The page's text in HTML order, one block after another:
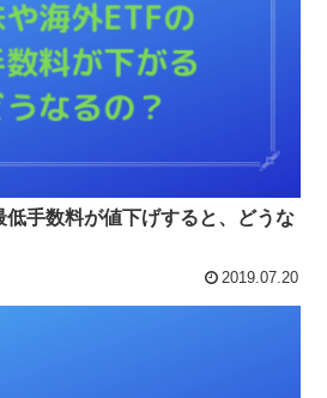
手数料が値下げすると、どうな
2019.07.20